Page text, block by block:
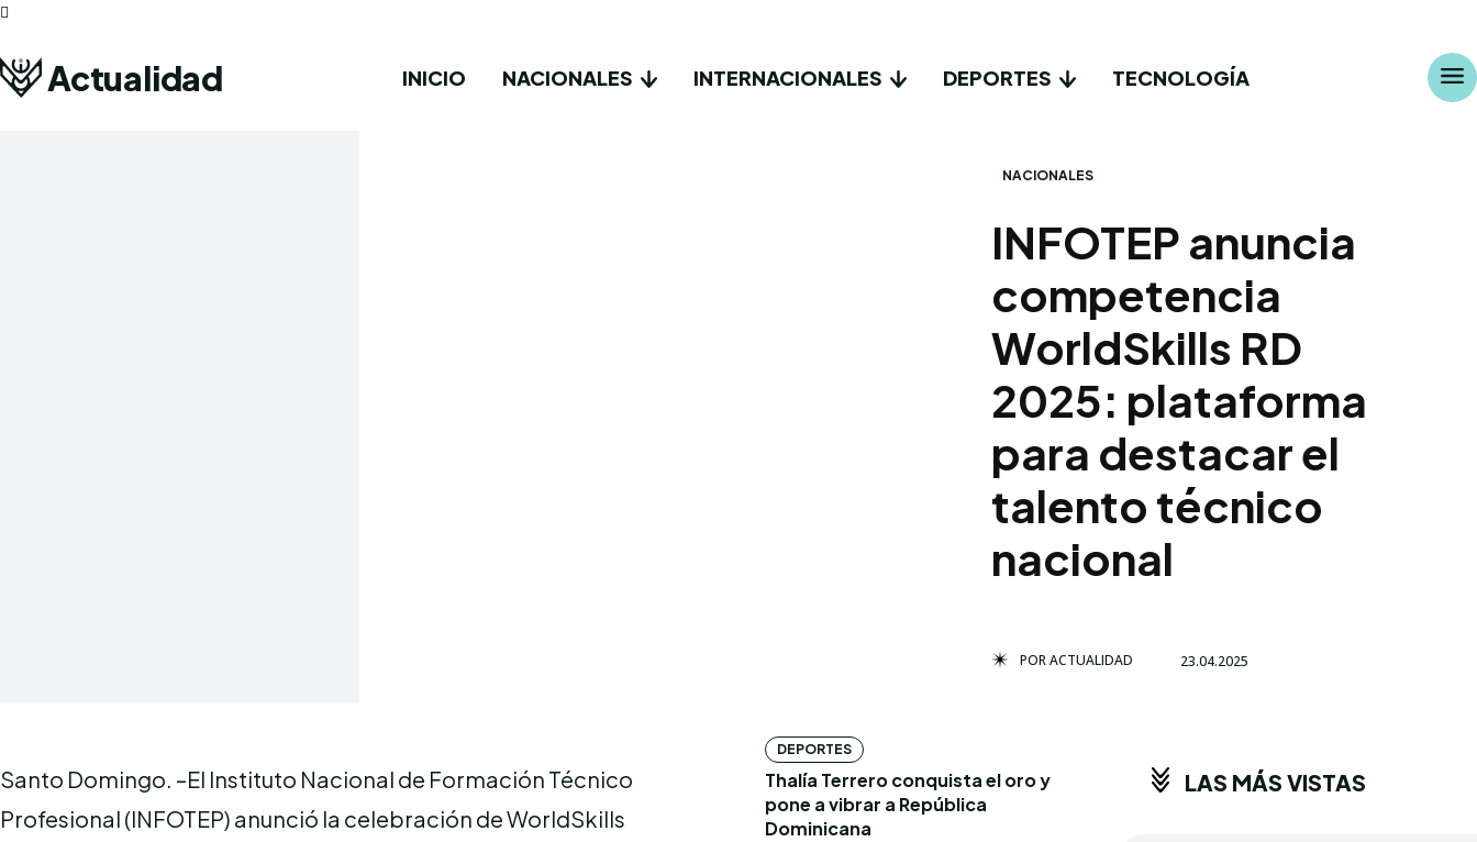
Actualidad INICIO NACIONALES INTERNACIONALES DEPORTES TECNOLOGÍA
NACIONALES
INFOTEP anuncia
competencia
WorldSkills RD
2025: plataforma
para destacar el
talento técnico
nacional
PORACTUALIDAD 23.04.2025
Santo Domingo. –El Instituto Nacional de Formación Técnico
Profesional (INFOTEP) anunció la celebración de WorldSkills
DEPORTES
Thalía Terrero conquista el oro y
pone a vibrar a República
Dominicana
LAS MÁS VISTAS